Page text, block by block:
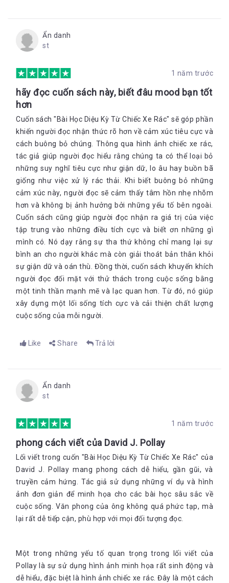
Ẩn danh
st
1 năm trước
hãy đọc cuốn sách này, biết đâu mood bạn tốt
hơn
Cuốn sách "Bài Học Diệu Kỳ Từ Chiếc Xe Rác" sẽ góp phần
khiến người đọc nhận thức rõ hơn về cảm xúc tiêu cực và
cách buông bỏ chúng. Thông qua hình ảnh chiếc xe rác,
tác giả giúp người đọc hiểu rằng chúng ta có thể loại bỏ
những suy nghĩ tiêu cực như giận dữ, lo âu hay buồn bã
giống như việc xử lý rác thải. Khi biết buông bỏ những
cảm xúc này, người đọc sẽ cảm thấy tâm hồn nhẹ nhõm
hơn và không bị ảnh hưởng bởi những yếu tố bên ngoài.
Cuốn sách cũng giúp người đọc nhận ra giá trị của việc
tập trung vào những điều tích cực và biết ơn những gì
mình có. Nó dạy rằng sự tha thứ không chỉ mang lại sự
bình an cho người khác mà còn giải thoát bản thân khỏi
sự giận dữ và oán thù. Đồng thời, cuốn sách khuyến khích
người đọc đối mặt với thử thách trong cuộc sống bằng
một tinh thần mạnh mẽ và lạc quan hơn. Từ đó, nó giúp
xây dựng một lối sống tích cực và cải thiện chất lượng
cuộc sống của mỗi người.
Like Share Trả lời
Ẩn danh
st
1 năm trước
phong cách viết của David J. Pollay
Lối viết trong cuốn "Bài Học Diệu Kỳ Từ Chiếc Xe Rác" của
David J. Pollay mang phong cách dễ hiểu, gần gũi, và
truyền cảm hứng. Tác giả sử dụng những ví dụ và hình
ảnh đơn giản để minh họa cho các bài học sâu sắc về
cuộc sống. Văn phong của ông không quá phức tạp, mà
lại rất dễ tiếp cận, phù hợp với mọi đối tượng đọc.
Một trong những yếu tố quan trọng trong lối viết của
Pollay là sự sử dụng hình ảnh minh họa rất sinh động và
dễ hiểu, đặc biệt là hình ảnh chiếc xe rác. Đây là một cách